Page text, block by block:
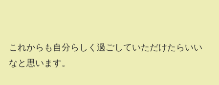
これからも自分らしく過ごしていただけたらいい
なと思います。